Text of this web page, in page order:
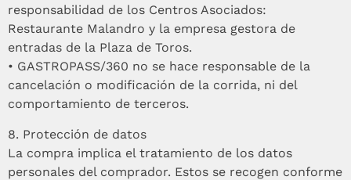
responsabilidad de los Centros Asociados:
Restaurante Malandro y la empresa gestora de
entradas de la Plaza de Toros.
•⁠ ⁠GASTROPASS/360 no se hace responsable de la
cancelación o modificación de la corrida, ni del
comportamiento de terceros.
8.⁠ ⁠Protección de datos
La compra implica el tratamiento de los datos
personales del comprador. Estos se recogen conforme